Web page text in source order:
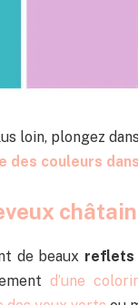
loin, plongez
des couleurs
de beaux reflets
d’une